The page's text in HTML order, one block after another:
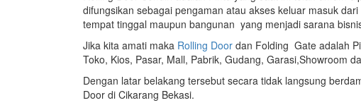
difungsikan sebagai pengaman atau akses keluar masuk
tempat tinggal maupun bangunan yang menjadi sarana
Jika kita amati maka Rolling Door dan Folding Gate adalah
Toko, Kios, Pasar, Mall, Pabrik, Gudang, Garasi,Showroom
Dengan latar belakang tersebut secara tidak langsung
Door di Cikarang Bekasi.